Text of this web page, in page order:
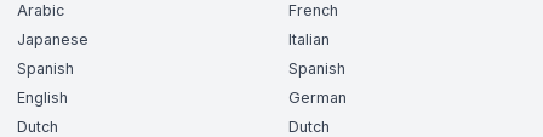
Arabic
Japanese
Spanish
English
Dutch
French
Italian
Spanish
German
Dutch